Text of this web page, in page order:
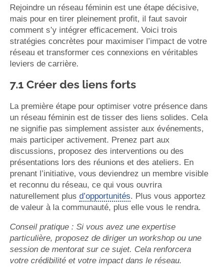
Rejoindre un réseau féminin est une étape décisive,
mais pour en tirer pleinement profit, il faut savoir
comment s’y intégrer efficacement. Voici trois
stratégies concrètes pour maximiser l’impact de votre
réseau et transformer ces connexions en véritables
leviers de carrière.
7.1 Créer des liens forts
La première étape pour optimiser votre présence dans
un réseau féminin est de tisser des liens solides. Cela
ne signifie pas simplement assister aux événements,
mais participer activement. Prenez part aux
discussions, proposez des interventions ou des
présentations lors des réunions et des ateliers. En
prenant l’initiative, vous deviendrez un membre visible
et reconnu du réseau, ce qui vous ouvrira
naturellement plus d’opportunités. Plus vous apportez
de valeur à la communauté, plus elle vous le rendra.
Conseil pratique : Si vous avez une expertise
particulière, proposez de diriger un workshop ou une
session de mentorat sur ce sujet. Cela renforcera
votre crédibilité et votre impact dans le réseau.